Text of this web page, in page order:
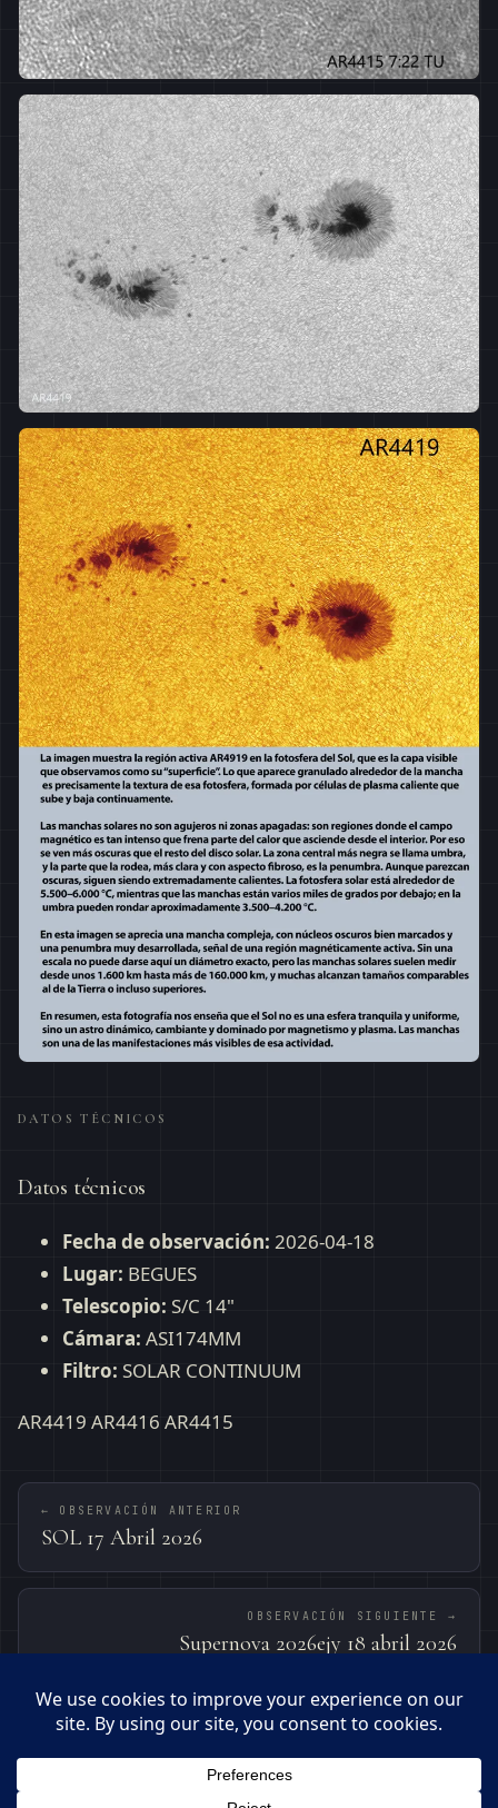
DATOS TÉCNICOS
Datos técnicos
Fecha de observación: 2026-04-18
Lugar: BEGUES
Telescopio: S/C 14"
Cámara: ASI174MM
Filtro: SOLAR CONTINUUM
AR4419 AR4416 AR4415
← OBSERVACIÓN ANTERIOR
SOL 17 Abril 2026
OBSERVACIÓN SIGUIENTE →
Supernova 2026ejy 18 abril 2026